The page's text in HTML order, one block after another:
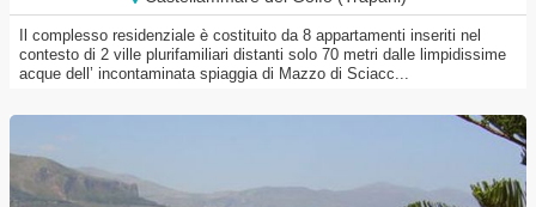
Il complesso residenziale è costituito da 8 appartamenti inseriti nel
contesto di 2 ville plurifamiliari distanti solo 70 metri dalle limpidissime
acque dell’ incontaminata spiaggia di Mazzo di Sciacc...